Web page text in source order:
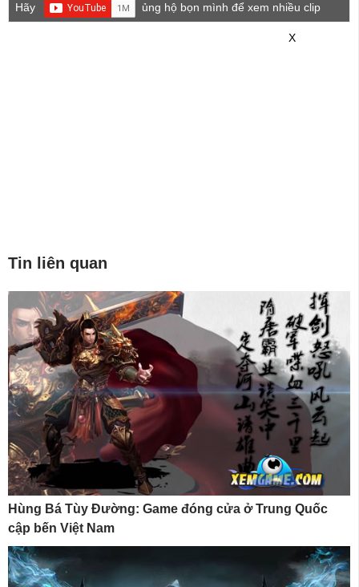
Hãy
ủng hộ bọn mình để xem nhiều clip
X
Tin liên quan
Hùng Bá Tùy Đường: Game đóng cửa ở Trung Quốc
cập bến Việt Nam